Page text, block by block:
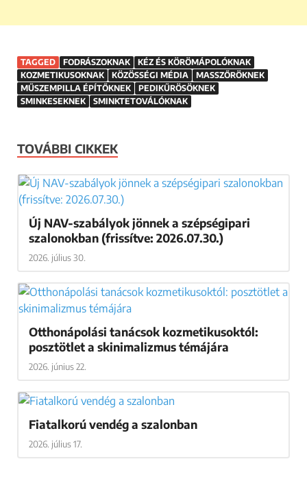
TAGGED FODRÁSZOKNAK
KÉZ ÉS KÖRÖMÁPOLÓKNAK
KOZMETIKUSOKNAK
KÖZÖSSÉGI MÉDIA
MASSZŐRÖKNEK
MŰSZEMPILLA ÉPÍTŐKNEK
PEDIKŰRÖSÖKNEK
SMINKESEKNEK
SMINKTETOVÁLÓKNAK
TOVÁBBI CIKKEK
Új NAV-szabályok jönnek a szépségipari
szalonokban (frissítve: 2026.07.30.)
2026. július 30.
Otthonápolási tanácsok kozmetikusoktól:
posztötlet a skinimalizmus témájára
2026. június 22.
Fiatalkorú vendég a szalonban
2026. július 17.